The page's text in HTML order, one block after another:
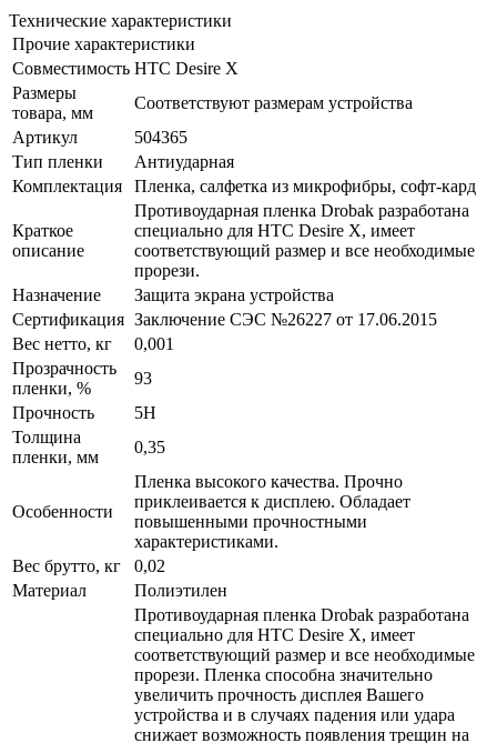
Технические характеристики
Прочие характеристики
Совместимость HTC Desire X
Размеры
товара, мм
Соответствуют размерам устройства
Артикул
504365
Тип пленки
Антиударная
Комплектация
Пленка, салфетка из микрофибры, софт-кард
Краткое
описание
Противоударная пленка Drobak разработана
специально для HTC Desire X, имеет
соответствующий размер и все необходимые
прорези.
Назначение
Защита экрана устройства
Сертификация Заключение СЭС №26227 от 17.06.2015
Вес нетто, кг
0,001
Прозрачность
пленки, %
93
Прочность
5H
Толщина
пленки, мм
0,35
Особенности
Пленка высокого качества. Прочно
приклеивается к дисплею. Обладает
повышенными прочностными
характеристиками.
Вес брутто, кг
0,02
Материал
Полиэтилен
Противоударная пленка Drobak разработана
специально для HTC Desire X, имеет
соответствующий размер и все необходимые
прорези. Пленка способна значительно
увеличить прочность дисплея Вашего
устройства и в случаях падения или удара
снижает возможность появления трещин на